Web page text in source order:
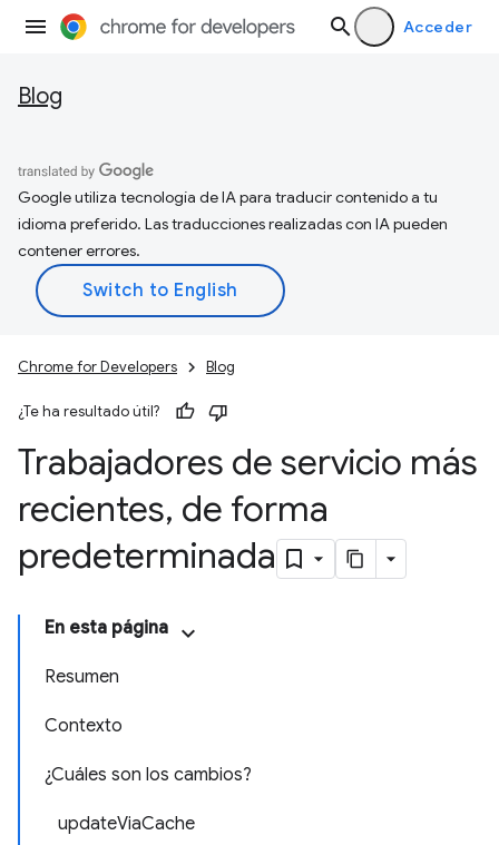
Acceder
Blog
Google utiliza tecnología de IA para traducir contenido a tu
idioma preferido. Las traducciones realizadas con IA pueden
contener errores.
Chrome for Developers Blog
¿Te ha resultado útil?
Trabajadores de servicio más
recientes, de forma
predeterminada
En esta página
Resumen
Contexto
¿Cuáles son los cambios?
updateViaCache